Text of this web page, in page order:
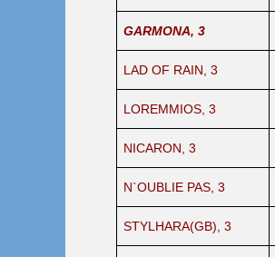
GARMONA, 3
LAD OF RAIN, 3
LOREMMIOS, 3
NICARON, 3
N`OUBLIE PAS, 3
STYLHARA(GB), 3